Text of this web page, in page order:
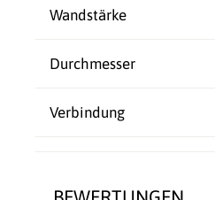
Wandstärke
Durchmesser
Verbindung